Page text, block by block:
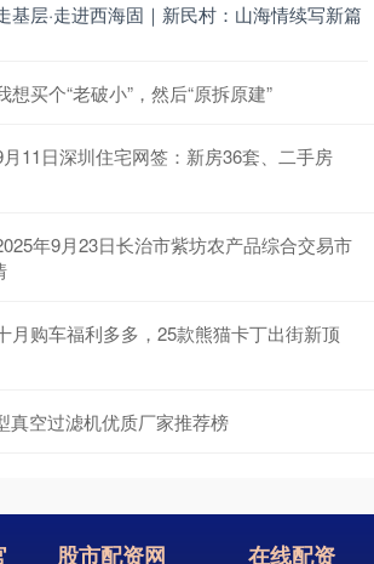
基层·走进西海固｜新民村：山海情续写新篇
买个“老破小”，然后“原拆原建”
11日深圳住宅网签：新房36套、二手房
年9月23日长治市紫坊农产品综合交易市
月购车福利多多，25款熊猫卡丁出街新顶
真空过滤机优质厂家推荐榜
股市配资网 在线配资